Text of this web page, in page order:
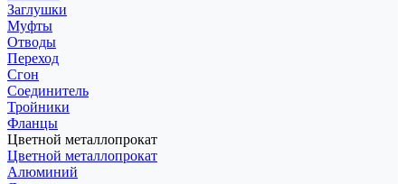
Заглушки
Муфты
Отводы
Переход
Сгон
Соединитель
Тройники
Фланцы
Цветной металлопрокат
Цветной металлопрокат
Алюминий